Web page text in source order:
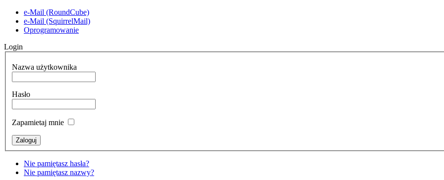
e-Mail (RoundCube)
e-Mail (SquirrelMail)
Oprogramowanie
Login
Nazwa użytkownika
Hasło
Zapamietaj mnie
Nie pamiętasz hasła?
Nie pamiętasz nazwy?